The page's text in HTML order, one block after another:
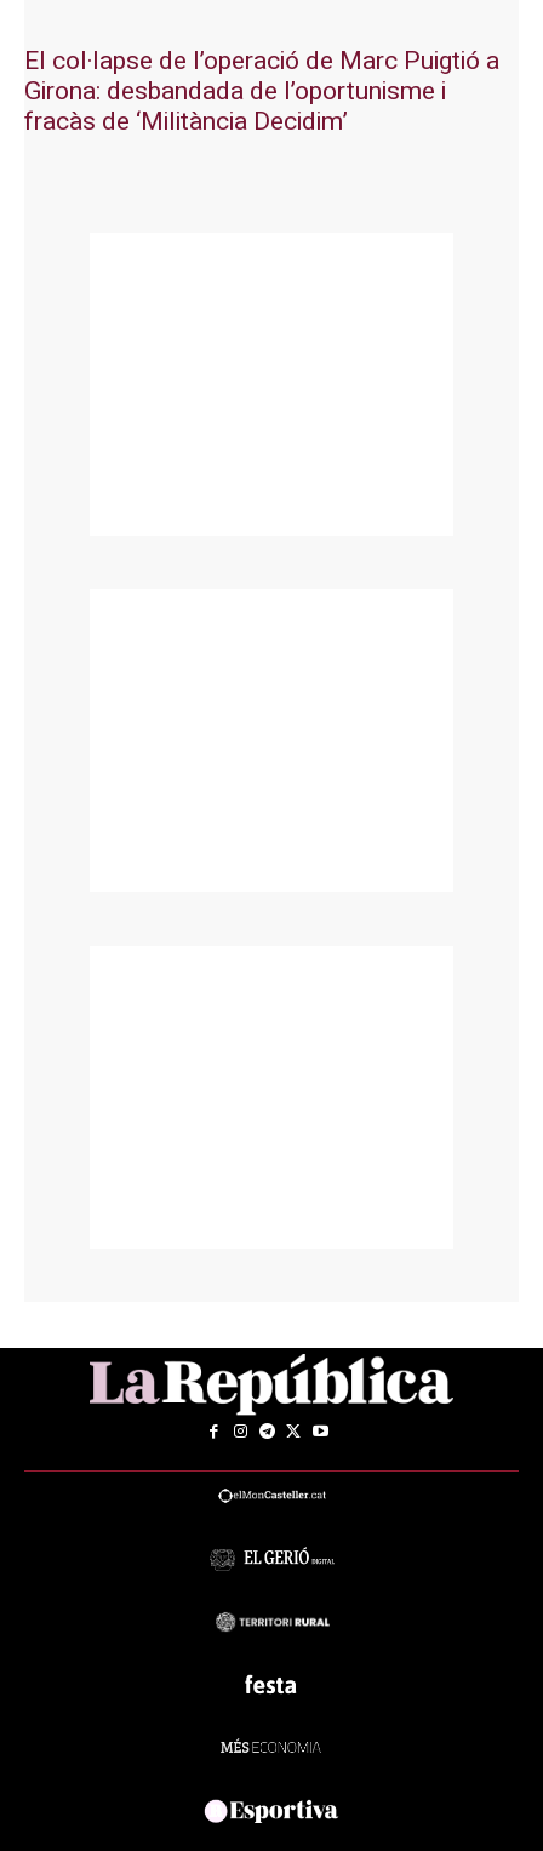
El col·lapse de l’operació de Marc Puigtió a
Girona: desbandada de l’oportunisme i
fracàs de ‘Militància Decidim’